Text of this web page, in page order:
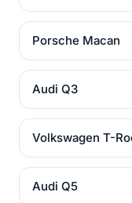
Porsche Macan
Audi Q3
Volkswagen T-
Audi Q5